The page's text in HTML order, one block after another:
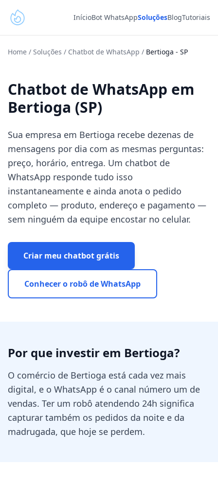
InícioBot WhatsAppSoluçõesBlogTutoriais
Home / Soluções / Chatbot de WhatsApp / Bertioga - SP
Chatbot de WhatsApp em
Bertioga (SP)
Sua empresa em Bertioga recebe dezenas de
mensagens por dia com as mesmas perguntas:
preço, horário, entrega. Um chatbot de
WhatsApp responde tudo isso
instantaneamente e ainda anota o pedido
completo — produto, endereço e pagamento —
sem ninguém da equipe encostar no celular.
Criar meu chatbot grátis
Conhecer o robô de WhatsApp
Por que investir em Bertioga?
O comércio de Bertioga está cada vez mais
digital, e o WhatsApp é o canal número um de
vendas. Ter um robô atendendo 24h significa
capturar também os pedidos da noite e da
madrugada, que hoje se perdem.